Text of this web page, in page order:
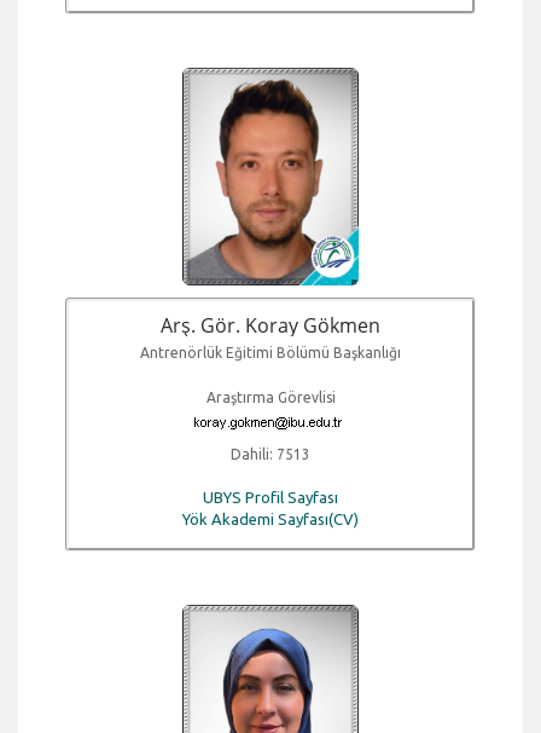
Arş. Gör. Koray Gökmen
Antrenörlük Eğitimi Bölümü Başkanlığı
Araştırma Görevlisi
Dahili: 7513
UBYS Profil Sayfası
Yök Akademi Sayfası(CV)